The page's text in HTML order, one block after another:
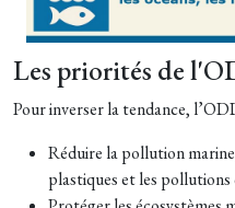
Les priorités de
Pour inverser la tendance,
Réduire la pollution
plastiques et les